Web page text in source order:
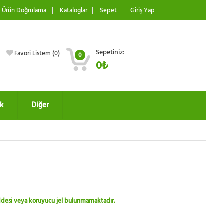
Ürün Doğrulama Kataloglar Sepet Giriş Yap
Favori Listem (0) 0 Sepetiniz:
0₺
Diğer
veya koruyucu jel bulunmamaktadır.